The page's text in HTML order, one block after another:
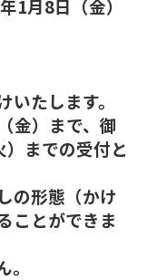
1月8日（金）
たします。
金）まで、御
までの受付と
の形態（かけ
ことができま